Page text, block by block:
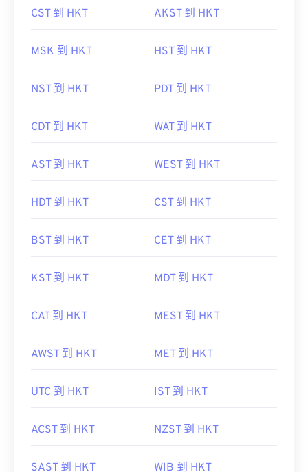
CST 到 HKT AKST 到 HKT
MSK 到 HKT HST 到 HKT
NST 到 HKT PDT 到 HKT
CDT 到 HKT WAT 到 HKT
AST 到 HKT WEST 到 HKT
HDT 到 HKT CST 到 HKT
BST 到 HKT CET 到 HKT
KST 到 HKT MDT 到 HKT
CAT 到 HKT MEST 到 HKT
AWST 到 HKT MET 到 HKT
UTC 到 HKT IST 到 HKT
ACST 到 HKT NZST 到 HKT
SAST 到 HKT WIB 到 HKT